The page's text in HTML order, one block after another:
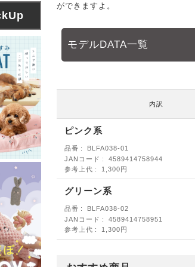
ができますよ。
モデルDATA一覧
内訳
ピンク系
品番
BLFA038-01
JANコード
4589414758944
参考上代
1,300円
グリーン系
品番
BLFA038-02
JANコード
4589414758951
参考上代
1,300円